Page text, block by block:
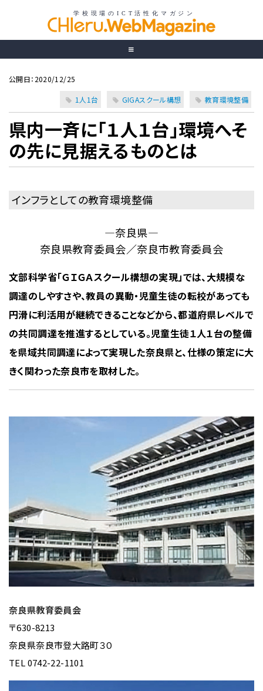
公開日：2020/12/25
1人1台 GIGAスクール構想 教育環境整備
県内一斉に「１人１台」環境へそ
の先に見据えるものとは
インフラとしての教育環境整備
―奈良県―
奈良県教育委員会／奈良市教育委員会
文部科学省「ＧＩＧＡスクール構想の実現」では、大規模な
調達のしやすさや、教員の異動・児童生徒の転校があっても
円滑に利活用が継続できることなどから、都道府県レベルで
の共同調達を推進するとしている。児童生徒１人１台の整備
を県域共同調達によって実現した奈良県と、仕様の策定に大
きく関わった奈良市を取材した。
奈良県教育委員会
〒630-8213
奈良県奈良市登大路町３０
TEL 0742-22-1101